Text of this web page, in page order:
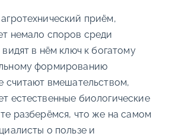
приём,
немало споров среди
в нём ключ к богатому
формированию
считают вмешательством,
естественные биологические
разберёмся, что же на самом
о пользе и